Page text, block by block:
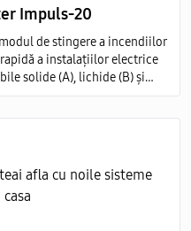
Impuls-20
de stingere a incendiilor
a instalațiilor electrice
solide (A), lichide (B) și
protejat.